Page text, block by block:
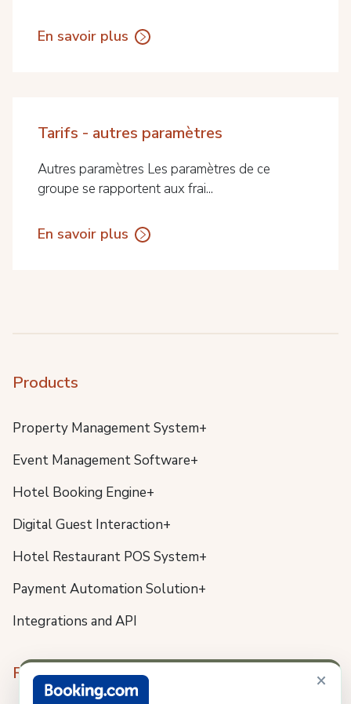
×
En savoir plus
Tarifs - autres paramètres
Autres paramètres Les paramètres de ce
groupe se rapportent aux frai...
En savoir plus
Products
Property Management System+
Event Management Software+
Hotel Booking Engine+
Digital Guest Interaction+
Hotel Restaurant POS System+
Payment Automation Solution+
Integrations and API
Resources